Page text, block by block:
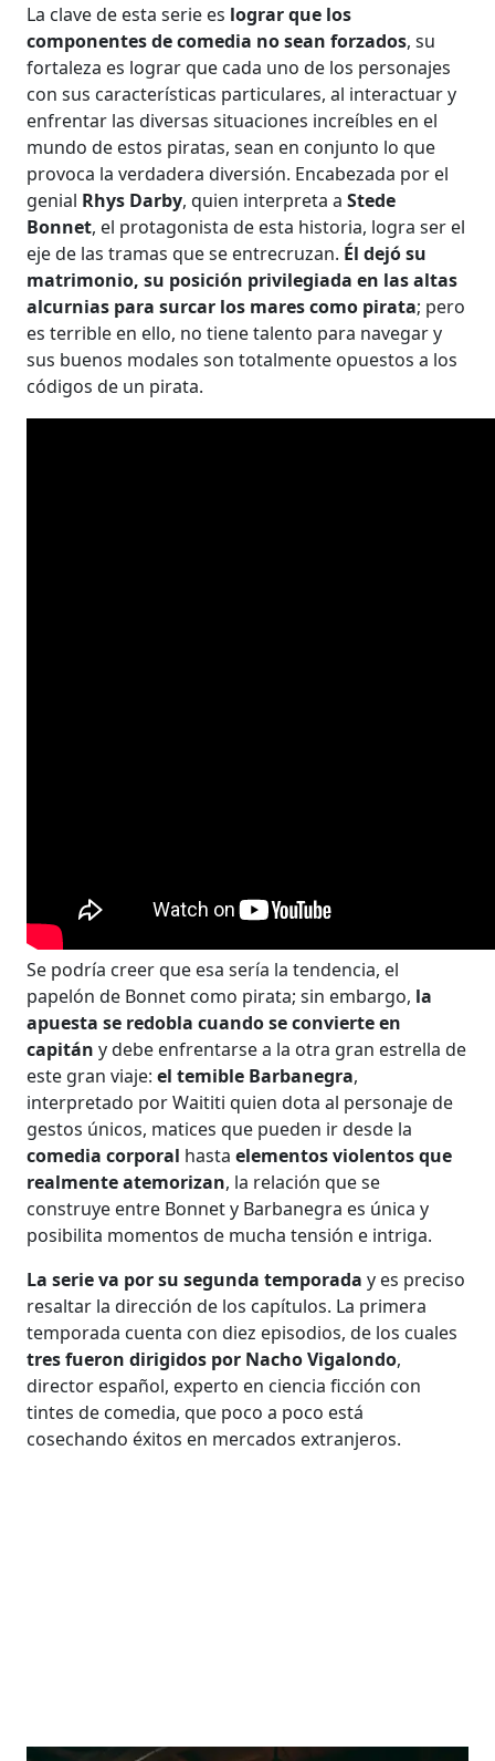
La clave de esta serie es lograr que los
componentes de comedia no sean forzados, su
fortaleza es lograr que cada uno de los personajes
con sus características particulares, al interactuar y
enfrentar las diversas situaciones increíbles en el
mundo de estos piratas, sean en conjunto lo que
provoca la verdadera diversión. Encabezada por el
genial Rhys Darby, quien interpreta a Stede
Bonnet, el protagonista de esta historia, logra ser el
eje de las tramas que se entrecruzan. Él dejó su
matrimonio, su posición privilegiada en las altas
alcurnias para surcar los mares como pirata; pero
es terrible en ello, no tiene talento para navegar y
sus buenos modales son totalmente opuestos a los
códigos de un pirata.
Se podría creer que esa sería la tendencia, el
papelón de Bonnet como pirata; sin embargo, la
apuesta se redobla cuando se convierte en
capitán y debe enfrentarse a la otra gran estrella de
este gran viaje:el temible Barbanegra,
interpretado por Waititi quien dota al personaje de
gestos únicos, matices que pueden ir desde la
comedia corporal hastaelementos violentos que
realmente atemorizan, la relación que se
construye entre Bonnet y Barbanegra es única y
posibilita momentos de mucha tensión e intriga.
La serie va por su segunda temporaday es preciso
resaltar la dirección de los capítulos. La primera
temporada cuenta con diez episodios, de los cuales
tres fueron dirigidos por Nacho Vigalondo,
director español, experto en ciencia ficción con
tintes de comedia, que poco a poco está
cosechando éxitos en mercados extranjeros.